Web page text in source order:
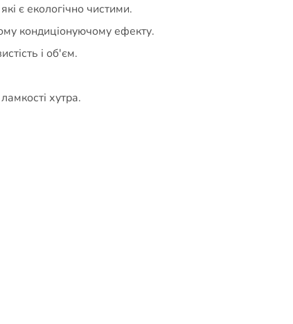
є екологічно чистими.
кондиціонуючому ефекту.
і об'єм.
хутра.